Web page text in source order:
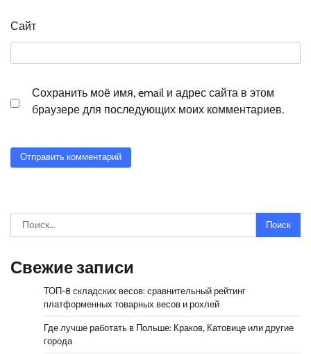
Сайт
Сохранить моё имя, email и адрес сайта в этом
браузере для последующих моих комментариев.
Найти:
Свежие записи
ТОП-8 складских весов: сравнительный рейтинг
платформенных товарных весов и рохлей
Где лучше работать в Польше: Краков, Катовице или другие
города